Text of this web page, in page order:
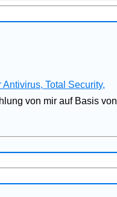
Total Security,
von mir auf Basis von